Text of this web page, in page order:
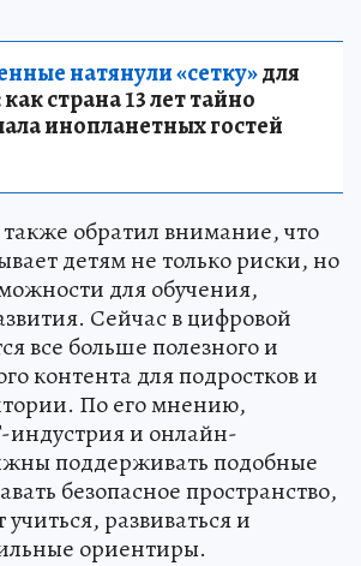
натянули «сетку»для
страна 13 лет тайно
инопланетных гостей
обратил внимание, что
детям не только риски, но
для обучения,
Сейчас в цифровой
все больше полезного и
контента для подростков и
По его мнению,
индустрия и онлайн-
поддерживать подобные
безопасное пространство,
учиться, развиваться и
ориентиры.